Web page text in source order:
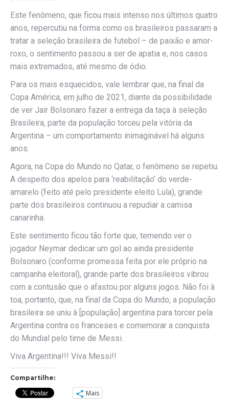
Este fenômeno, que ficou mais intenso nos últimos quatro
anos, repercutiu na forma como os brasileiros passaram a
tratar a seleção brasileira de futebol – de paixão e amor-
roxo, o sentimento passou a ser de apatia e, nos casos
mais extremados, até mesmo de ódio.
Para os mais esquecidos, vale lembrar que, na final da
Copa América, em julho de 2021, diante da possibilidade
de ver Jair Bolsonaro fazer a entrega da taça à seleção
Brasileira, parte da população torceu pela vitória da
Argentina – um comportamento inimaginável há alguns
anos.
Agora, na Copa do Mundo no Qatar, o fenômeno se repetiu.
A despeito dos apelos para ‘reabilitação’ do verde-
amarelo (feito até pelo presidente eleito Lula), grande
parte dos brasileiros continuou a repudiar a camisa
canarinha.
Este sentimento ficou tão forte que, temendo ver o
jogador Neymar dedicar um gol ao ainda presidente
Bolsonaro (conforme promessa feita por ele próprio na
campanha eleitoral), grande parte dos brasileiros vibrou
com a contusão que o afastou por alguns jogos. Não foi à
toa, portanto, que, na final da Copa do Mundo, a população
brasileira se uniu à [população] argentina para torcer pela
Argentina contra os franceses e comemorar a conquista
do Mundial pelo time de Messi.
Viva Argentina!!! Viva Messi!!
Compartilhe:
Mais